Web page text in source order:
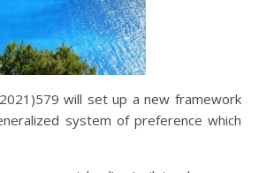
will set up a new framework
system of preference which